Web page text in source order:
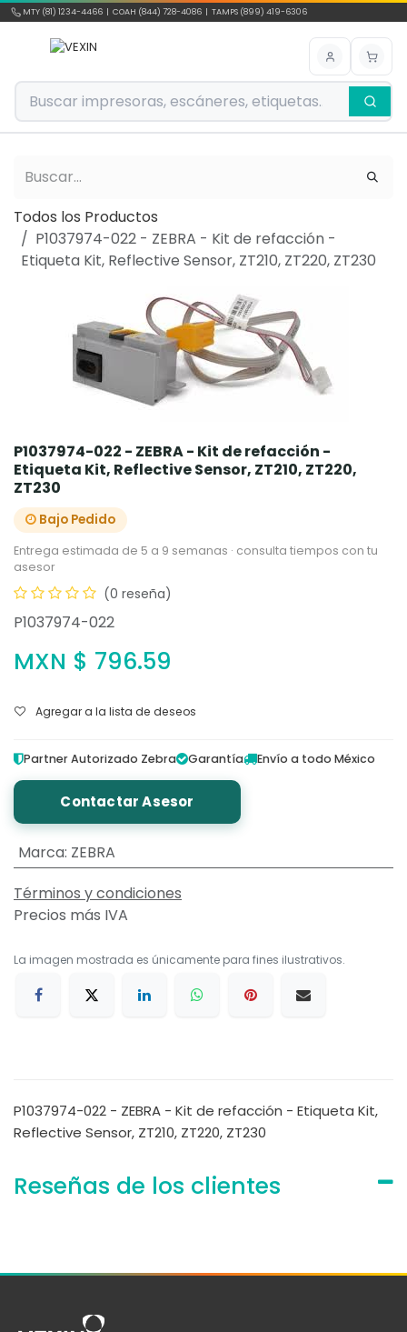
Ir al contenido
MTY (81) 1234-4466 | COAH (844) 728-4086 | TAMPS (899) 419-6306
Todos los Productos
P1037974-022 - ZEBRA - Kit de refacción -
Etiqueta Kit, Reflective Sensor, ZT210, ZT220, ZT230
P1037974-022 - ZEBRA - Kit de refacción -
Etiqueta Kit, Reflective Sensor, ZT210, ZT220,
ZT230
Bajo Pedido
Entrega estimada de 5 a 9 semanas · consulta tiempos con tu
asesor
(0 reseña)
P1037974-022
MXN $ 796.59
Agregar a la lista de deseos
Partner Autorizado Zebra Garantía Envío a todo México
Contactar Asesor
Marca: ZEBRA
Términos y condiciones
Precios más IVA
La imagen mostrada es únicamente para fines ilustrativos.
P1037974-022 - ZEBRA - Kit de refacción - Etiqueta Kit,
Reflective Sensor, ZT210, ZT220, ZT230
Reseñas de los clientes